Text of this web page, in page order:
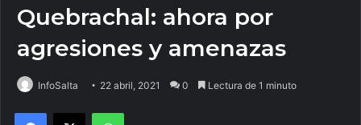
Quebrachal: ahora por
agresiones y amenazas
InfoSalta 22 abril, 2021 0 Lectura de 1 minuto
Facebook
X WhatsApp